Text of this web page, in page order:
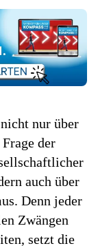
nur über
der
auch über
Denn jeder
Zwängen
setzt die